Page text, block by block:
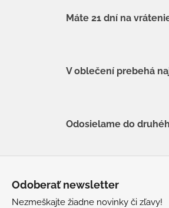
Máte 21 dní na
V oblečení prebehá
Odosielame do
Odoberať newsletter
Nezmeškajte žiadne novinky či zľavy!